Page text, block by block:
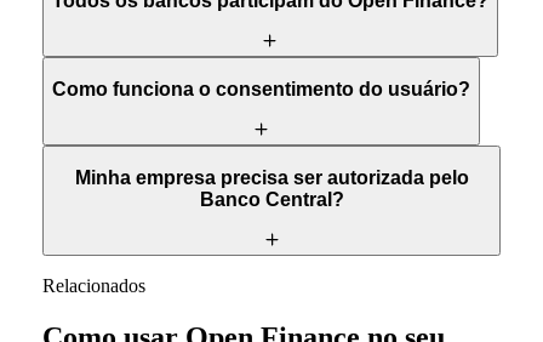
Como funciona o consentimento do usuário?
Minha empresa precisa ser autorizada pelo
Banco Central?
Relacionados